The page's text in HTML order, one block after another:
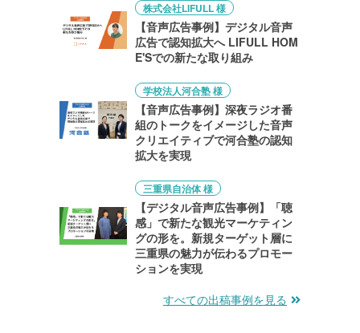
株式会社LIFULL 様
【音声広告事例】デジタル音声
広告で認知拡大へ LIFULL HOM
E'Sでの新たな取り組み
学校法人河合塾 様
【音声広告事例】深夜ラジオ番
組のトークをイメージした音声
クリエイティブで河合塾の認知
拡大を実現
三重県自治体 様
【デジタル音声広告事例】「聴
感」で新たな観光マーケティン
グの形を。新規ターゲット層に
三重県の魅力が伝わるプロモー
ションを実現
すべての出稿事例を見る